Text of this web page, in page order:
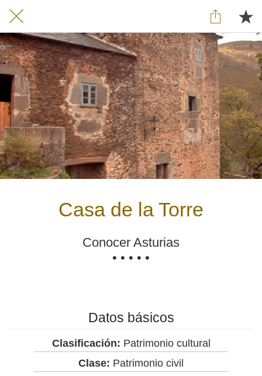
Casa de la Torre
Conocer Asturias
• • • • •
Datos básicos
Clasificación: Patrimonio cultural
Clase: Patrimonio civil